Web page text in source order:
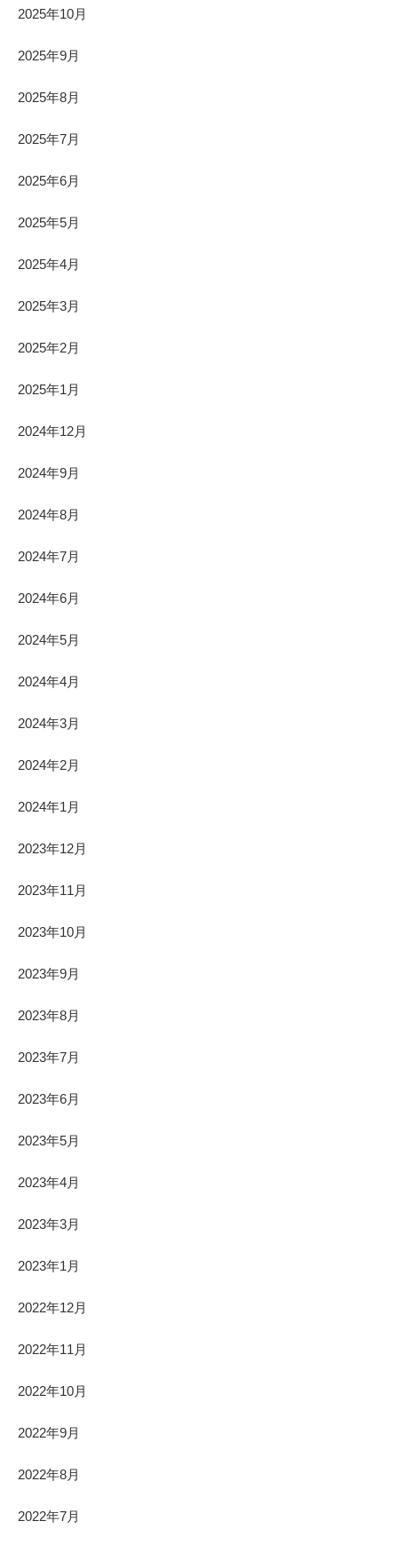
2025年10月
2025年9月
2025年8月
2025年7月
2025年6月
2025年5月
2025年4月
2025年3月
2025年2月
2025年1月
2024年12月
2024年9月
2024年8月
2024年7月
2024年6月
2024年5月
2024年4月
2024年3月
2024年2月
2024年1月
2023年12月
2023年11月
2023年10月
2023年9月
2023年8月
2023年7月
2023年6月
2023年5月
2023年4月
2023年3月
2023年1月
2022年12月
2022年11月
2022年10月
2022年9月
2022年8月
2022年7月